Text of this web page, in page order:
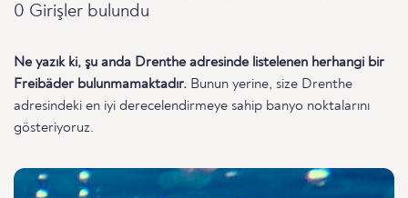
0 Girişler bulundu
Ne yazık ki, şu anda Drenthe adresinde listelenen herhangi bir
Freibäder bulunmamaktadır. Bunun yerine, size Drenthe
adresindeki en iyi derecelendirmeye sahip banyo noktalarını
gösteriyoruz.